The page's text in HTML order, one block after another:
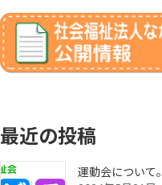
最近の投稿
運動会について。